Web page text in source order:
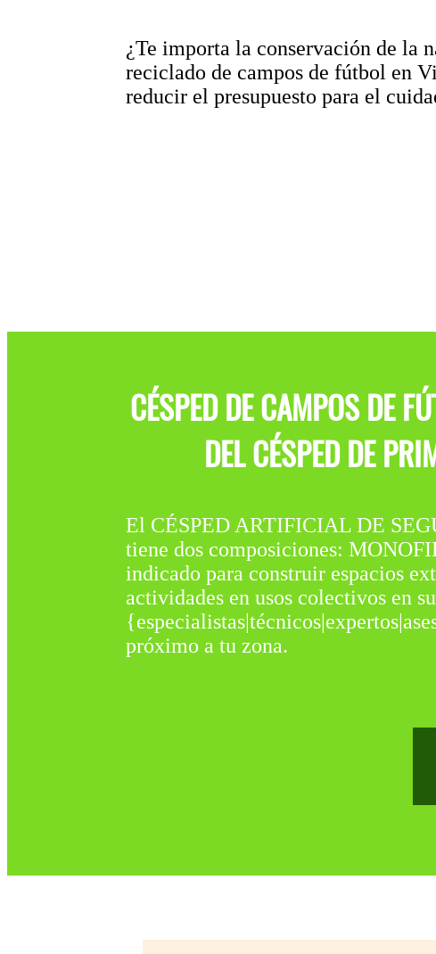
¿Te importa la conservación de la
reciclado de campos de fútbol en
reducir el presupuesto para el
CÉSPED DE CAMPOS DE
DEL CÉSPED DE
El CÉSPED ARTIFICIAL DE
tiene dos composiciones:
indicado para construir espacios
actividades en usos colectivos en
próximo a tu zona.